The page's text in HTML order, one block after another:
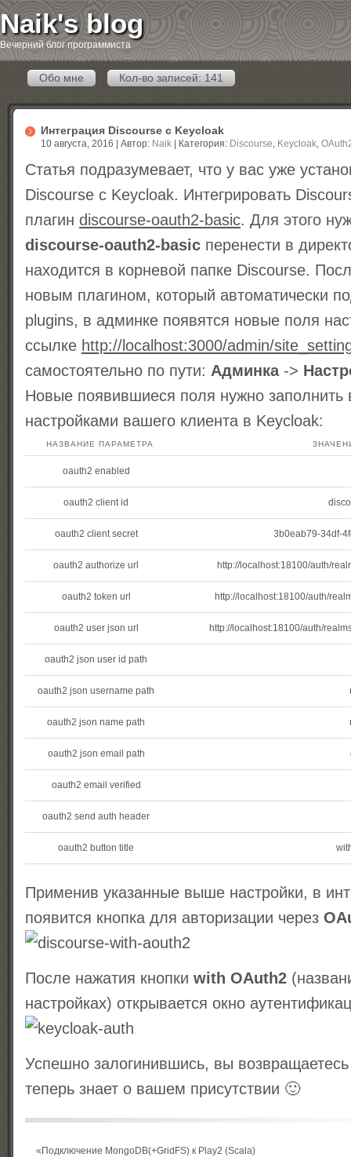
Naik's blog
Вечерний блог программиста
Обо мне Кол-во записей: 141
Интеграция Discourse с Keycloak
10 августа, 2016 | Автор: Naik | Категория: Discourse, Keycloak,
Статья подразумевает, что у вас уже
Discourse c Keycloak. Интегрировать
плагин discourse-oauth2-basic. Для этого
discourse-oauth2-basic перенести в
находится в корневой папке Discourse.
новым плагином, который автоматически
plugins, в админке появятся новые поля
ссылке http://localhost:3000/admin/
самостоятельно по пути: Админка->
Новые появившиеся поля нужно заполнить
настройками вашего клиента в Keycloak:
НАЗВАНИЕ ПАРАМЕТРА
oauth2 enabled
oauth2 client id
oauth2 client secret 3b0eab79-34df-
oauth2 authorize url http://localhost:18100/auth/
oauth2 token url http://localhost:18100/auth/
oauth2 user json url http://localhost:18100/auth/
oauth2 json user id path
oauth2 json username path
oauth2 json name path
oauth2 json email path
oauth2 email verified
oauth2 send auth header
oauth2 button title
Применив указанные выше настройки, в
появится кнопка для авторизации через
После нажатия кнопки with OAuth2
настройках) открывается окно
Успешно залогинившись, вы
теперь знает о вашем присутствии 🙂
«Подключение MongoDB(+GridFS) к Play2 (Scala)